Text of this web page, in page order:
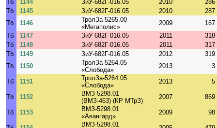
Тб
1144 ЗиУ-682Г-016.05 2010
286
Тб
1145 ЗиУ-682Г-016.05 2010
287
Тб
1146
ТролЗа-5265.00
«Мегаполис»
2009
167
Тб
1147 ЗиУ-682Г-016.05 2011
318
Тб
1148 ЗиУ-682Г-016.05 2011
317
Тб
1149 ЗиУ-682Г-016.05 2012
319
Тб
1150
ТролЗа-5264.05
«Слобода»
2013 3
Тб 1151
ТролЗа-5264.05
«Слобода»
2013 5
Тб 1152
ВМЗ-5298.01
(ВМЗ-463) (КР МТрЗ)
2007 869
Тб 1153
ВМЗ-5298.01
«Авангард»
2009 98
ВМЗ-5298.01